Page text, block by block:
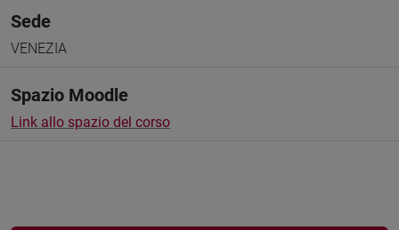
Sede
VENEZIA
Spazio Moodle
Link allo spazio del corso